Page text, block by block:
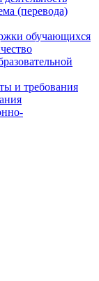
(перевода)
обучающихся
и требования